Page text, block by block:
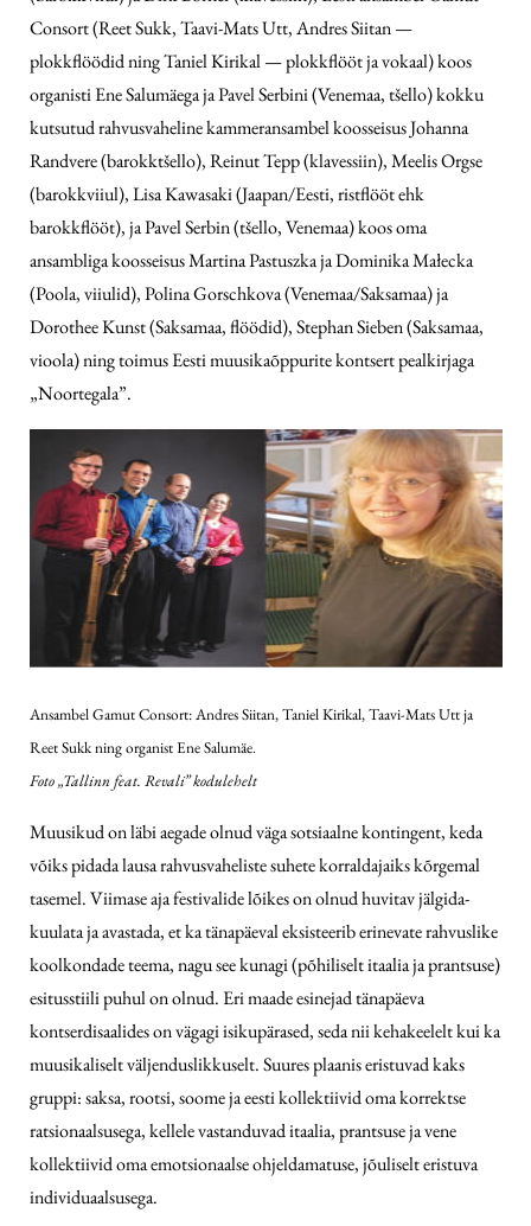
Consort (Reet Sukk, Taavi-Mats Utt, Andres Siitan —
plokkflöödid ning Taniel Kirikal — plokkflööt ja vokaal) koos
organisti Ene Salumäega ja Pavel Serbini (Venemaa, tšello) kokku
kutsutud rahvusvaheline kammer­ansambel koosseisus Johanna
Randvere (barokktšello), Reinut Tepp (klavessiin), Meelis Orgse
(barokkviiul), Lisa Kawasaki (Jaapan/Eesti, ristflööt ehk
barokkflööt), ja Pavel Serbin (tšello, Venemaa) koos oma
ansambliga koosseisus Martina Pastuszka ja Dominika Małecka
(Poola, viiulid), Polina Gorschkova (Venemaa/Saksamaa) ja
Dorothee Kunst (Saksamaa, flöödid), Stephan Sieben (Saksamaa,
vioola) ning toimus Eesti muusikaõppurite kontsert pealkirjaga
„Noortegala”.
Ansambel Gamut Consort: Andres Siitan, Taniel Kirikal, Taavi-Mats Utt ja
Reet Sukk ning organist Ene Salumäe.
Foto „Tallinn feat. Revali” kodulehelt
Muusikud on läbi aegade olnud väga sotsiaalne kontingent, keda
võiks pidada lausa rahvusvaheliste suhete korraldajaiks kõrgemal
tasemel. Viimase aja festivalide lõikes on olnud huvitav jälgida-
kuulata ja avastada, et ka tänapäeval eksisteerib erinevate rahvuslike
koolkondade teema, nagu see kunagi (põhiliselt itaalia ja prantsuse)
esitusstiili puhul on olnud. Eri maade esinejad tänapäeva
kontserdisaalides on vägagi isikupärased, seda nii kehakeelelt kui ka
muusikaliselt väljenduslikkuselt. Suures plaanis eristuvad kaks
gruppi: saksa, rootsi, soome ja eesti kollektiivid oma korrektse
ratsionaalsusega, kellele vastanduvad itaalia, prantsuse ja vene
kollektiivid oma emotsionaalse ohjeldamatuse, jõuliselt eristuva
individuaalsusega.